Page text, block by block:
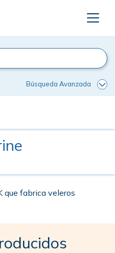
Búsqueda Avanzada
que fabrica veleros